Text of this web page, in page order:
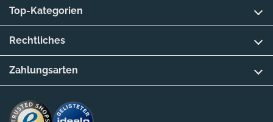
Top-Kategorien
Rechtliches
Zahlungsarten